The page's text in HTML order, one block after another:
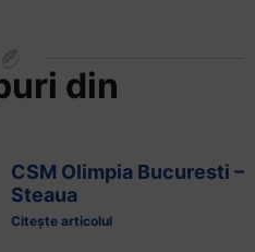
din
CSM Olimpia Bucuresti –
Steaua
Citește articolul